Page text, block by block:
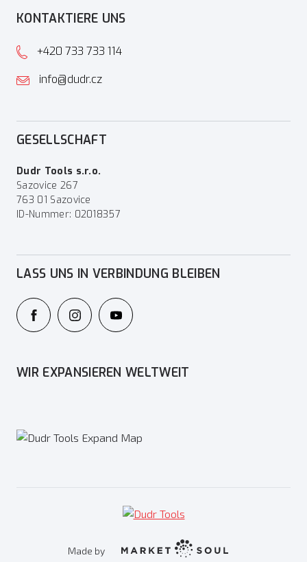
KONTAKTIERE UNS
+420 733 733 114
info@dudr.cz
GESELLSCHAFT
Dudr Tools s.r.o.
Sazovice 267
763 01 Sazovice
ID-Nummer: 02018357
LASS UNS IN VERBINDUNG BLEIBEN
WIR EXPANSIEREN WELTWEIT
Made by